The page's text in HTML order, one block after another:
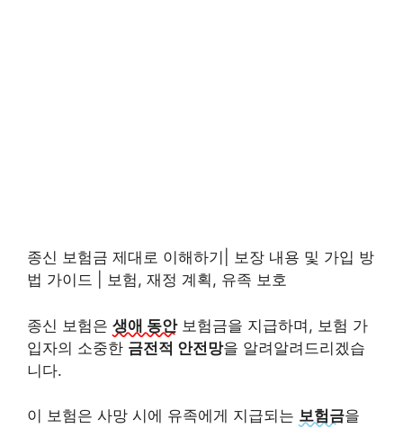
종신 보험금 제대로 이해하기| 보장 내용 및 가입 방
법 가이드 | 보험, 재정 계획, 유족 보호
종신 보험은 생애 동안보험금을 지급하며, 보험 가
입자의 소중한 금전적 안전망을 알려알려드리겠습
니다.
이 보험은 사망 시에 유족에게 지급되는 보험금을